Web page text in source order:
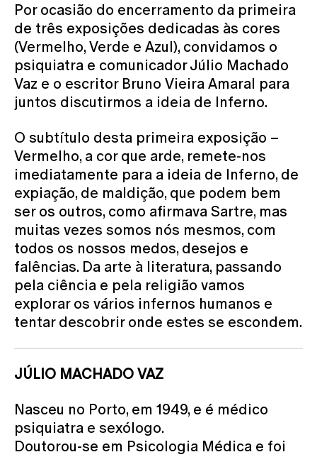
Por ocasião do encerramento da primeira
de três exposições dedicadas às cores
(Vermelho, Verde e Azul), convidamos o
psiquiatra e comunicador Júlio Machado
Vaz e o escritor Bruno Vieira Amaral para
juntos discutirmos a ideia de Inferno.
O subtítulo desta primeira exposição –
Vermelho, a cor que arde, remete-nos
imediatamente para a ideia de Inferno, de
expiação, de maldição, que podem bem
ser os outros, como afirmava Sartre, mas
muitas vezes somos nós mesmos, com
todos os nossos medos, desejos e
falências. Da arte à literatura, passando
pela ciência e pela religião vamos
explorar os vários infernos humanos e
tentar descobrir onde estes se escondem.
JÚLIO MACHADO VAZ
Nasceu no Porto, em 1949, e é médico
psiquiatra e sexólogo.
Doutorou-se em Psicologia Médica e foi